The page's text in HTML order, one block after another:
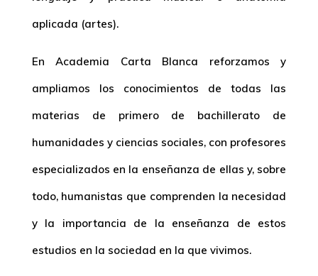
aplicada (artes).
En Academia Carta Blanca reforzamos y
ampliamos los conocimientos de todas las
materias de primero de bachillerato de
humanidades y ciencias sociales, con profesores
especializados en la enseñanza de ellas y, sobre
todo, humanistas que comprenden la necesidad
y la importancia de la enseñanza de estos
estudios en la sociedad en la que vivimos.